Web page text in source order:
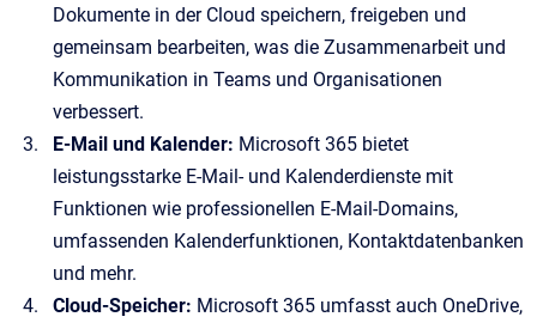
Dokumente in der Cloud speichern, freigeben und
gemeinsam bearbeiten, was die Zusammenarbeit und
Kommunikation in Teams und Organisationen
verbessert.
E-Mail und Kalender: Microsoft 365 bietet
leistungsstarke E-Mail- und Kalenderdienste mit
Funktionen wie professionellen E-Mail-Domains,
umfassenden Kalenderfunktionen, Kontaktdatenbanken
und mehr.
Cloud-Speicher: Microsoft 365 umfasst auch OneDrive,